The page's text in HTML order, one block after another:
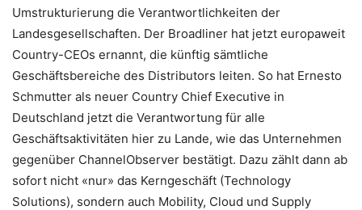
Umstrukturierung die Verantwortlichkeiten der
Landesgesellschaften. Der Broadliner hat jetzt europaweit
Country-CEOs ernannt, die künftig sämtliche
Geschäftsbereiche des Distributors leiten. So hat Ernesto
Schmutter als neuer Country Chief Executive in
Deutschland jetzt die Verantwortung für alle
Geschäftsaktivitäten hier zu Lande, wie das Unternehmen
gegenüber ChannelObserver bestätigt. Dazu zählt dann ab
sofort nicht «nur» das Kerngeschäft (Technology
Solutions), sondern auch Mobility, Cloud und Supply